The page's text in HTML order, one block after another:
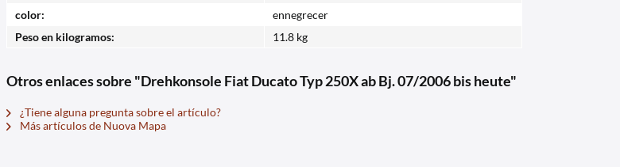
color:
ennegrecer
Peso en kilogramos:
11.8 kg
Otros enlaces sobre "Drehkonsole Fiat Ducato Typ 250X ab Bj. 07/2006 bis heute"
¿Tiene alguna pregunta sobre el artículo?
Más artículos de Nuova Mapa